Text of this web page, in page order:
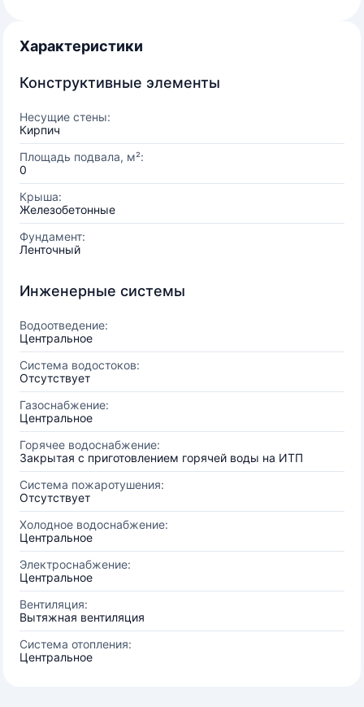
Характеристики
Конструктивные элементы
Несущие стены:
Кирпич
Площадь подвала, м²:
0
Крыша:
Железобетонные
Фундамент:
Ленточный
Инженерные системы
Водоотведение:
Центральное
Система водостоков:
Отсутствует
Газоснабжение:
Центральное
Горячее водоснабжение:
Закрытая с приготовлением горячей воды на ИТП
Система пожаротушения:
Отсутствует
Холодное водоснабжение:
Центральное
Электроснабжение:
Центральное
Вентиляция:
Вытяжная вентиляция
Система отопления:
Центральное